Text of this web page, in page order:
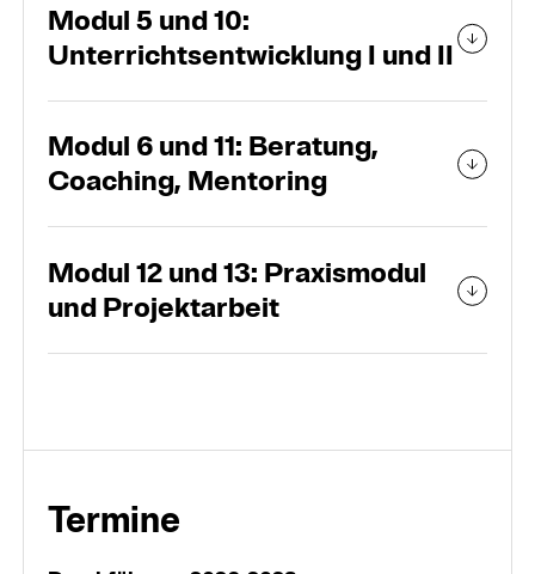
Modul 5 und 10:
Unterrichtsentwicklung I und II
Modul 6 und 11: Beratung,
Coaching, Mentoring
Modul 12 und 13: Praxismodul
und Projektarbeit
Termine